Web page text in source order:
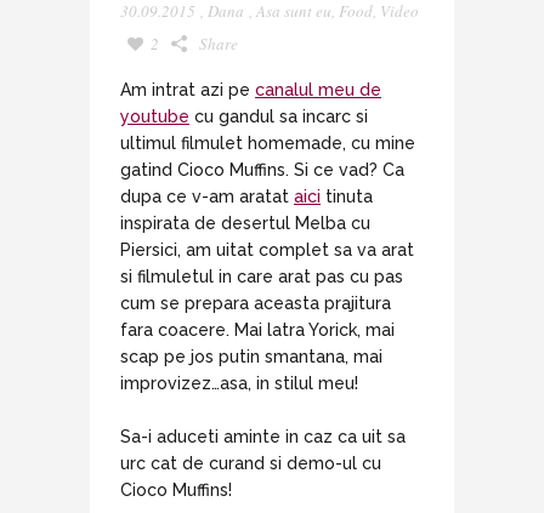
30.09.2015 , Dana , Asa sunt eu, Food, Video
2
Share
Am intrat azi pe canalul meu de
youtube cu gandul sa incarc si
ultimul filmulet homemade, cu mine
gatind Cioco Muffins. Si ce vad? Ca
dupa ce v-am aratat aici tinuta
inspirata de desertul Melba cu
Piersici, am uitat complet sa va arat
si filmuletul in care arat pas cu pas
cum se prepara aceasta prajitura
fara coacere. Mai latra Yorick, mai
scap pe jos putin smantana, mai
improvizez…asa, in stilul meu!
Sa-i aduceti aminte in caz ca uit sa
urc cat de curand si demo-ul cu
Cioco Muffins!